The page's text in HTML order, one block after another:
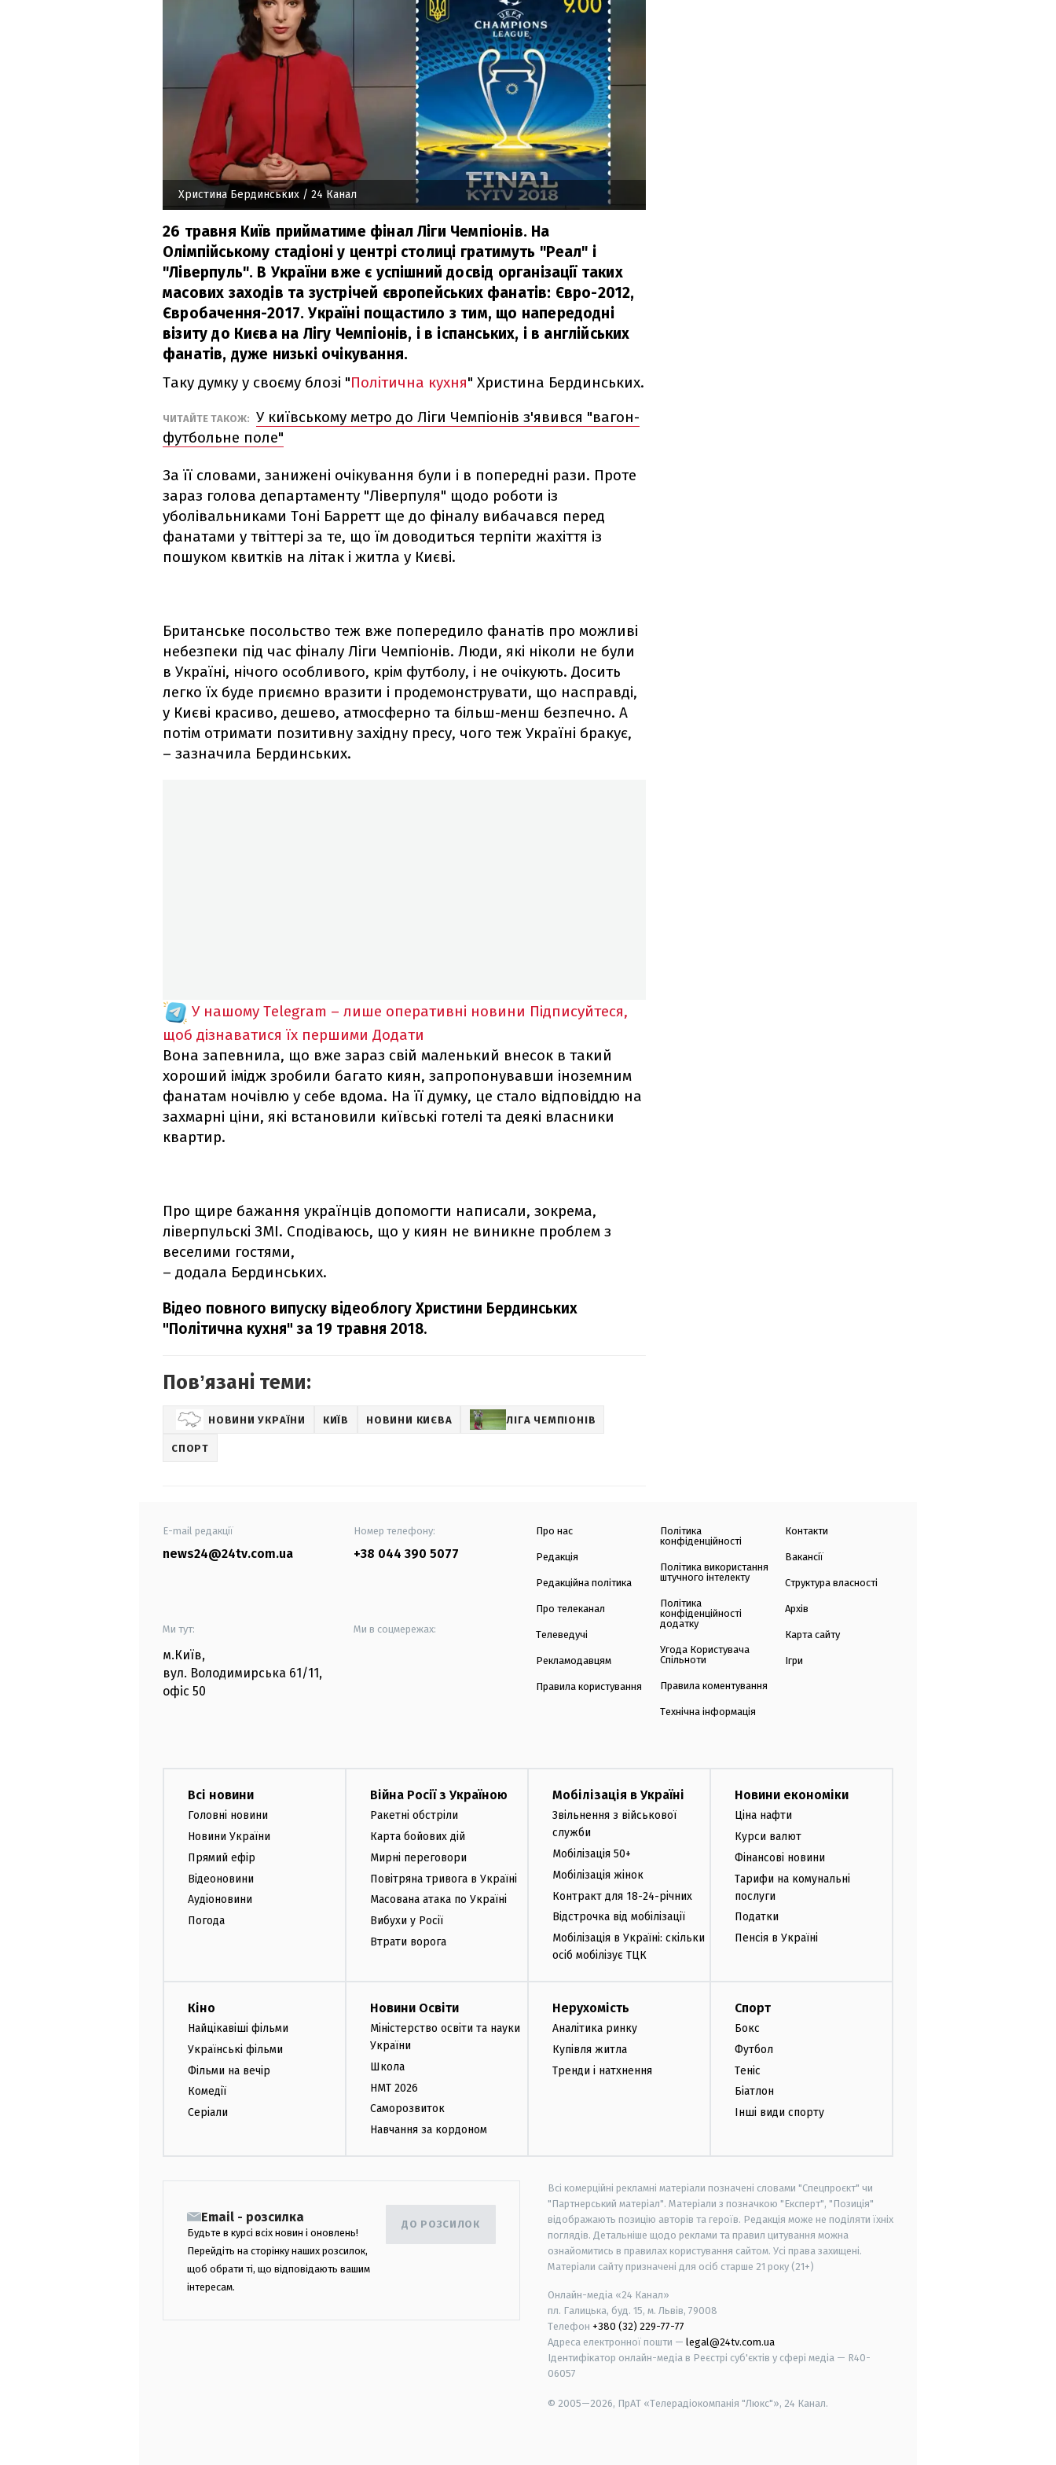
Христина Бердинських / 24 Канал
26 травня Київ прийматиме фінал Ліги Чемпіонів. На
Олімпійському стадіоні у центрі столиці гратимуть "Реал" і
"Ліверпуль". В України вже є успішний досвід організації таких
масових заходів та зустрічей європейських фанатів: Євро-2012,
Євробачення-2017. Україні пощастило з тим, що напередодні
візиту до Києва на Лігу Чемпіонів, і в іспанських, і в англійських
фанатів, дуже низькі очікування.
Таку думку у своєму блозі "Політична кухня" Христина Бердинських.
ЧИТАЙТЕ ТАКОЖ: У київському метро до Ліги Чемпіонів з'явився "вагон-
футбольне поле"
За її словами, занижені очікування були і в попередні рази. Проте
зараз голова департаменту "Ліверпуля" щодо роботи із
уболівальниками Тоні Барретт ще до фіналу вибачався перед
фанатами у твіттері за те, що їм доводиться терпіти жахіття із
пошуком квитків на літак і житла у Києві.
Британське посольство теж вже попередило фанатів про можливі
небезпеки під час фіналу Ліги Чемпіонів. Люди, які ніколи не були
в Україні, нічого особливого, крім футболу, і не очікують. Досить
легко їх буде приємно вразити і продемонструвати, що насправді,
у Києві красиво, дешево, атмосферно та більш-менш безпечно. А
потім отримати позитивну західну пресу, чого теж Україні бракує,
– зазначила Бердинських.
У нашому Telegram – лише оперативні новини Підписуйтеся,
щоб дізнаватися їх першими Додати
Вона запевнила, що вже зараз свій маленький внесок в такий
хороший імідж зробили багато киян, запропонувавши іноземним
фанатам ночівлю у себе вдома. На її думку, це стало відповіддю на
захмарні ціни, які встановили київські готелі та деякі власники
квартир.
Про щире бажання українців допомогти написали, зокрема,
ліверпульскі ЗМІ. Сподіваюсь, що у киян не виникне проблем з
веселими гостями,
– додала Бердинських.
Відео повного випуску відеоблогу Христини Бердинських
"Політична кухня" за 19 травня 2018.
Повʼязані теми:
НОВИНИ УКРАЇНИ КИЇВ НОВИНИ КИЄВА ЛІГА ЧЕМПІОНІВ
СПОРТ
E-mail редакції
news24@24tv.com.ua
Номер телефону:
+38 044 390 5077
Ми тут:
м.Київ,
вул. Володимирська 61/11,
офіс 50
Ми в соцмережах:
Про нас
Редакція
Редакційна політика
Про телеканал
Телеведучі
Рекламодавцям
Правила користування
Політика
конфіденційності
Політика використання
штучного інтелекту
Політика
конфіденційності
додатку
Угода Користувача
Спільноти
Правила коментування
Технічна інформація
Контакти
Вакансії
Структура власності
Архів
Карта сайту
Ігри
Всі новини
Головні новини
Новини України
Прямий ефір
Відеоновини
Аудіоновини
Погода
Війна Росії з Україною
Ракетні обстріли
Карта бойових дій
Мирні переговори
Повітряна тривога в Україні
Масована атака по Україні
Вибухи у Росії
Втрати ворога
Мобілізація в Україні
Звільнення з військової
служби
Мобілізація 50+
Мобілізація жінок
Контракт для 18-24-річних
Відстрочка від мобілізації
Мобілізація в Україні: скільки
осіб мобілізує ТЦК
Новини економіки
Ціна нафти
Курси валют
Фінансові новини
Тарифи на комунальні
послуги
Податки
Пенсія в Україні
Кіно
Найцікавіші фільми
Українські фільми
Фільми на вечір
Комедії
Серіали
Новини Освіти
Міністерство освіти та науки
України
Школа
НМТ 2026
Саморозвиток
Навчання за кордоном
Нерухомість
Аналітика ринку
Купівля житла
Тренди і натхнення
Спорт
Бокс
Футбол
Теніс
Біатлон
Інші види спорту
Email - розсилка
Будьте в курсі всіх новин і оновлень!
Перейдіть на сторінку наших розсилок,
щоб обрати ті, що відповідають вашим
інтересам.
ДО РОЗСИЛОК
Всі комерційні рекламні матеріали позначені словами "Спецпроєкт" чи
"Партнерський матеріал". Матеріали з позначкою "Експерт", "Позиція"
відображають позицію авторів та героїв. Редакція може не поділяти їхніх
поглядів. Детальніше щодо реклами та правил цитування можна
ознайомитись в правилах користування сайтом. Усі права захищені.
Матеріали сайту призначені для осіб старше 21 року (21+)
Онлайн-медіа «24 Канал»
пл. Галицька, буд. 15, м. Львів, 79008
Телефон +380 (32) 229-77-77
Адреса електронної пошти — legal@24tv.com.ua
Ідентифікатор онлайн-медіа в Реєстрі суб'єктів у сфері медіа — R40-
06057
© 2005—2026, ПрАТ «Телерадіокомпанія "Люкс"», 24 Канал.